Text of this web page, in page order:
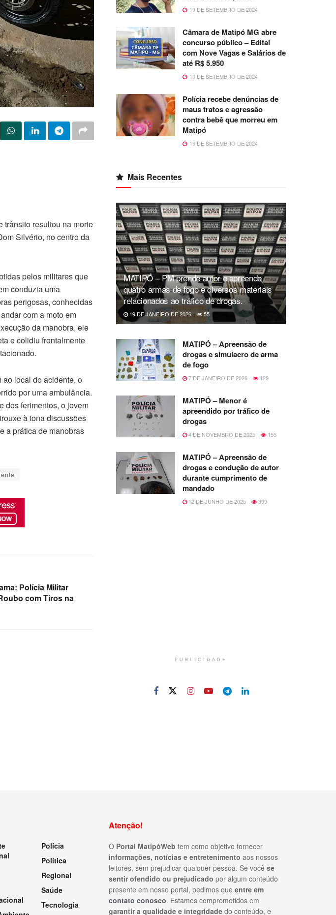
trânsito resultou na morte
Silvério, no centro da
pelos militares que
conduzia uma
perigosas, conhecidas
com a moto em
da manobra, ele
e colidiu frontalmente
local do acidente, o
por uma ambulância.
dos ferimentos, o jovem
à tona discussões
a prática de manobras
Polícia Militar
com Tiros na
19 DE SETEMBRO DE 2024
Câmara de Matipó MG abre
concurso público – Edital
com Nove Vagas e Salários de
até R$ 5.950
10 DE SETEMBRO DE 2024
Polícia recebe denúncias de
maus tratos e agressão
contra bebê que morreu em
Matipó
16 DE SETEMBRO DE 2024
Mais Recentes
MATIPÓ – PM prende autor e apreende
quatro armas de fogo e diversos materiais
relacionados ao tráfico de drogas.
19 DE JANEIRO DE 2026 55
MATIPÓ – Apreensão de
drogas e simulacro de arma
de fogo
7 DE JANEIRO DE 2026 129
MATIPÓ – Menor é
apreendido por tráfico de
drogas
4 DE NOVEMBRO DE 2025 155
MATIPÓ – Apreensão de
drogas e condução de autor
durante cumprimento de
mandado
12 DE JUNHO DE 2025 399
PUBLICIDADE
Polícia
Política
Regional
Saúde
Tecnologia
Atenção!
O Portal MatipóWeb tem como objetivo fornecer
informações, notícias e entretenimento aos nossos
leitores, sem prejudicar qualquer pessoa. Se você se
sentir ofendido ou prejudicado por algum conteúdo
presente em nosso portal, pedimos que entre em
contato conosco. Estamos comprometidos em
garantir a qualidade e integridade do conteúdo, e